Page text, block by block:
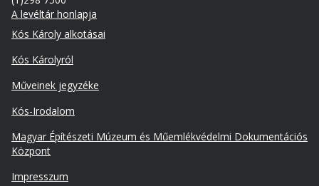
A levéltár honlapja
Footer
Kós Károly alkotásai
Kós Károlyról
Műveinek jegyzéke
Kós-Irodalom
Lábléc
másodlagos
Magyar Építészeti Múzeum és Műemlékvédelmi Dokumentációs
Központ
Impresszum